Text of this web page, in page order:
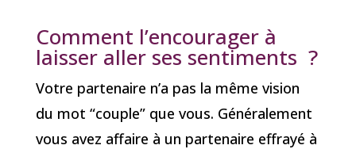
Comment l’encourager à
laisser aller ses sentiments ?
Votre partenaire n’a pas la même vision
du mot “couple” que vous. Généralement
vous avez affaire à un partenaire effrayé à